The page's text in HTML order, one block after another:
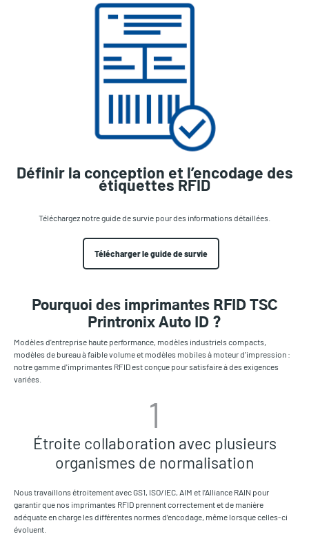
Définir la conception et l’encodage des
étiquettes RFID
Téléchargez notre guide de survie pour des informations détaillées.
Télécharger le guide de survie
Pourquoi des imprimantes RFID TSC
Printronix Auto ID ?
Modèles d'entreprise haute performance, modèles industriels compacts,
modèles de bureau à faible volume et modèles mobiles à moteur d'impression :
notre gamme d'imprimantes RFID est conçue pour satisfaire à des exigences
variées.
1
Étroite collaboration avec plusieurs
organismes de normalisation
Nous travaillons étroitement avec GS1, ISO/IEC, AIM et l’Alliance RAIN pour
garantir que nos imprimantes RFID prennent correctement et de manière
adéquate en charge les différentes normes d’encodage, même lorsque celles-ci
évoluent.